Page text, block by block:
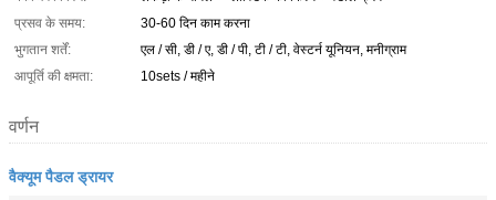
प्रसव के समय:
30-60 दिन काम करना
भुगतान शर्तें:
एल / सी, डी / ए, डी / पी, टी / टी, वेस्टर्न यूनियन, मनीग्राम
आपूर्ति की क्षमता:
10sets / महीने
वर्णन
वैक्यूम पैडल ड्रायर